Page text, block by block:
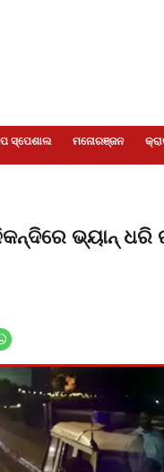
ସ୍ପେଶାଲ ମନୋରଞ୍ଜନ
ଭ୍ୟାନ୍‌ ଧରି